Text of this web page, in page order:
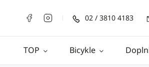
02 / 3810 4183
TOP Bicykle